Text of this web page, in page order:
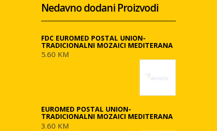
Nedavno dodani Proizvodi
FDC EUROMED POSTAL UNION-
TRADICIONALNI MOZAICI MEDITERANA
5.60 KM
EUROMED POSTAL UNION-
TRADICIONALNI MOZAICI MEDITERANA
3.60 KM